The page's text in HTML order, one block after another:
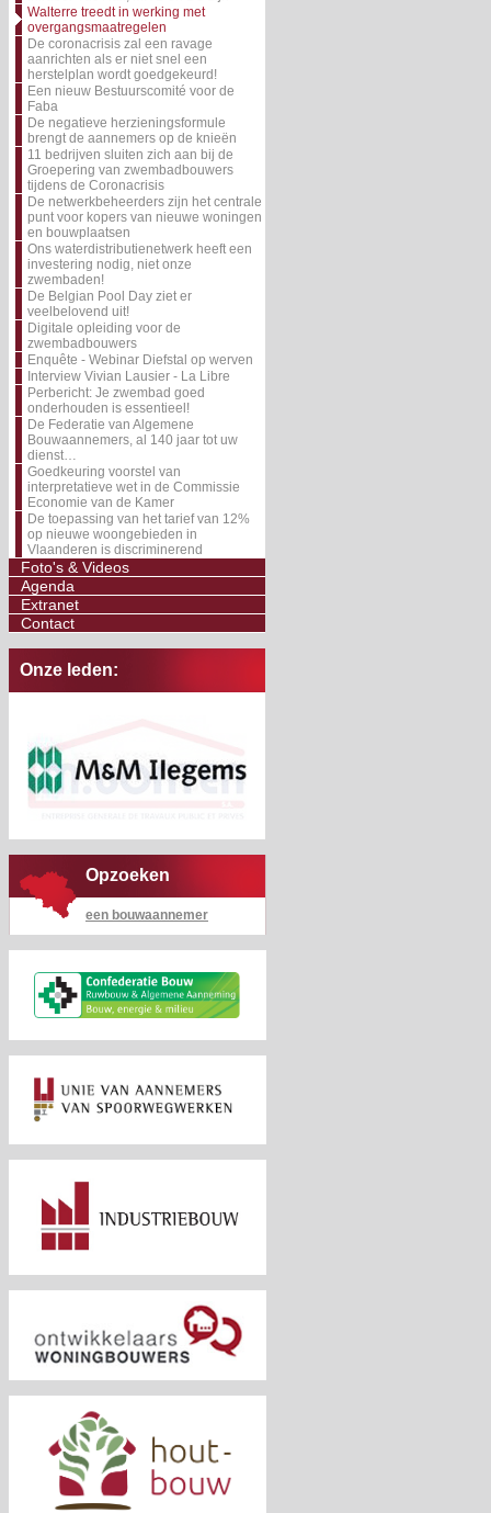
Walterre treedt in werking met
overgangsmaatregelen
De coronacrisis zal een ravage
aanrichten als er niet snel een
herstelplan wordt goedgekeurd!
Een nieuw Bestuurscomité voor de
Faba
De negatieve herzieningsformule
brengt de aannemers op de knieën
11 bedrijven sluiten zich aan bij de
Groepering van zwembadbouwers
tijdens de Coronacrisis
De netwerkbeheerders zijn het centrale
punt voor kopers van nieuwe woningen
en bouwplaatsen
Ons waterdistributienetwerk heeft een
investering nodig, niet onze
zwembaden!
De Belgian Pool Day ziet er
veelbelovend uit!
Digitale opleiding voor de
zwembadbouwers
Enquête - Webinar Diefstal op werven
Interview Vivian Lausier - La Libre
Perbericht: Je zwembad goed
onderhouden is essentieel!
De Federatie van Algemene
Bouwaannemers, al 140 jaar tot uw
dienst…
Goedkeuring voorstel van
interpretatieve wet in de Commissie
Economie van de Kamer
De toepassing van het tarief van 12%
op nieuwe woongebieden in
Vlaanderen is discriminerend
Foto's & Videos
Agenda
Extranet
Contact
Onze leden:
Opzoeken
een bouwaannemer